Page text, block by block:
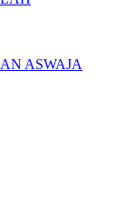
ASWAJA